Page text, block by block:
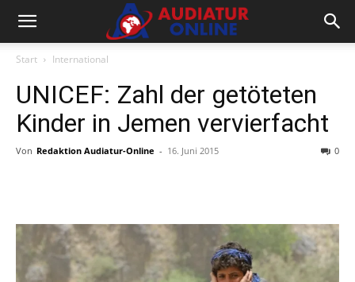
Start International
UNICEF: Zahl der getöteten
Kinder in Jemen vervierfacht
Von Redaktion Audiatur-Online - 16. Juni 2015 0